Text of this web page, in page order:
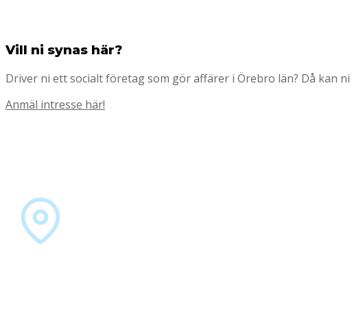
Vill ni synas här?
Driver ni ett socialt företag som gör affärer i Örebro län? Då kan
Anmäl intresse här!